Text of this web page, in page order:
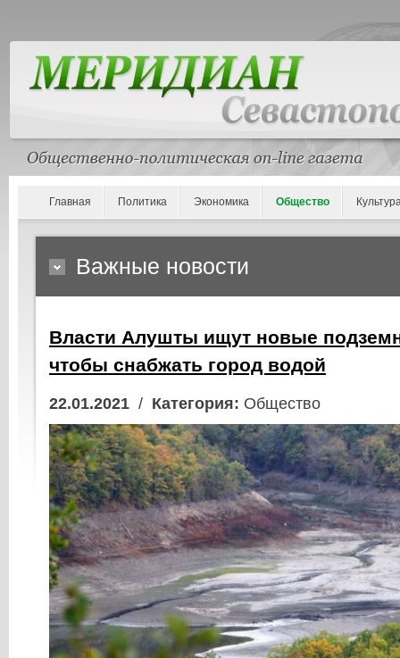
Главная Политика Экономика Общество
Важные новости
Власти Алушты ищут новые
чтобы снабжать город водой
22.01.2021 / Категория: Общество